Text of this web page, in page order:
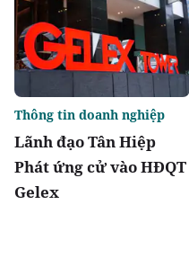
Lãnh đạo Tân Hiệp
Phát ứng cử vào HĐQT
Gelex
Thông tin doanh nghiệp